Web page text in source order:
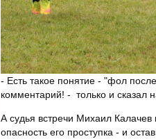
- Есть такое понятие - "фол
комментарий! - только и сказал
А судья встречи Михаил
опасность его проступка - и